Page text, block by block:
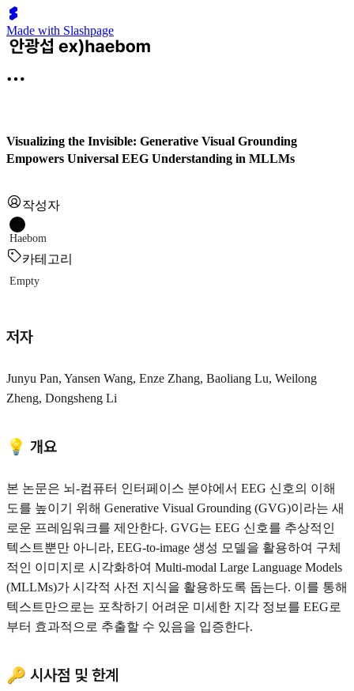
Made with Slashpage
Visualizing the Invisible: Generative Visual Grounding
Empowers Universal EEG Understanding in MLLMs
작성자
Haebom
카테고리
Empty
저자
Junyu Pan, Yansen Wang, Enze Zhang, Baoliang Lu, Weilong
Zheng, Dongsheng Li
💡 개요
본 논문은 뇌-컴퓨터 인터페이스 분야에서 EEG 신호의 이해
도를 높이기 위해 Generative Visual Grounding (GVG)이라는 새
로운 프레임워크를 제안한다. GVG는 EEG 신호를 추상적인
텍스트뿐만 아니라, EEG-to-image 생성 모델을 활용하여 구체
적인 이미지로 시각화하여 Multi-modal Large Language Models
(MLLMs)가 시각적 사전 지식을 활용하도록 돕는다. 이를 통해
텍스트만으로는 포착하기 어려운 미세한 지각 정보를 EEG로
부터 효과적으로 추출할 수 있음을 입증한다.
🔑 시사점 및 한계